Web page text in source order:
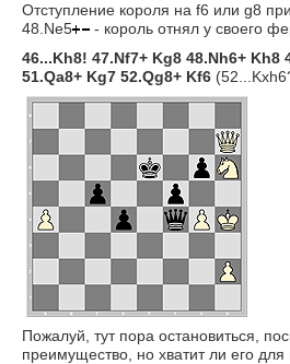
Отступление короля на f6 или g8
48.Ne5
- король отнял у своего
46...Kh8! 47.Nf7+ Kg8 48.Nh6+ Kh8
51.Qa8+ Kg7 52.Qg8+ Kf6
Пожалуй, тут пора остановиться,
преимущество, но хватит ли его для